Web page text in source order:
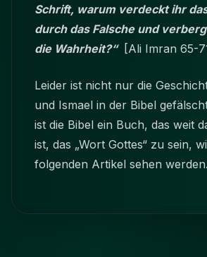
Schrift, warum verdeckt ihr
durch das Falsche und
die Wahrheit?“ [Ali Imran 65-
Leider ist nicht nur die
und Ismael in der Bibel
ist die Bibel ein Buch, das weit
ist, das „Wort Gottes“ zu sein,
folgenden Artikel sehen werden.